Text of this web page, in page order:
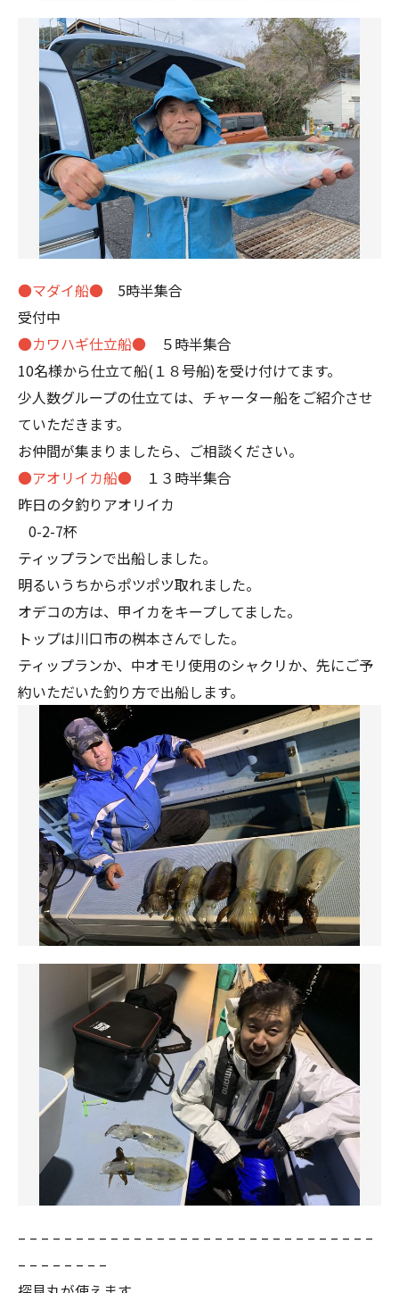
●マダイ船● 5時半集合
受付中
●カワハギ仕立船● ５時半集合
10名様から仕立て船(１８号船)を受け付けてます。
少人数グループの仕立ては、チャーター船をご紹介させ
ていただきます。
お仲間が集まりましたら、ご相談ください。
●アオリイカ船● １３時半集合
昨日の夕釣りアオリイカ
0-2-7杯
ティップランで出船しました。
明るいうちからポツポツ取れました。
オデコの方は、甲イカをキープしてました。
トップは川口市の桝本さんでした。
ティップランか、中オモリ使用のシャクリか、先にご予
約いただいた釣り方で出船します。
– – – – – – – – – – – – – – – – – – – – – – – – – – – – – – –
– – – – – – – –